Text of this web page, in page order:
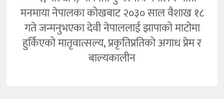
मनमाया नेपालका कोखबाट २०३० साल वैशाख १८
गते जन्मनुभएका देवी नेपाललाई झापाको माटोमा
हुर्किएको मातृवात्सल्य, प्रकृतिप्रतिको अगाध प्रेम र
बाल्यकालीन